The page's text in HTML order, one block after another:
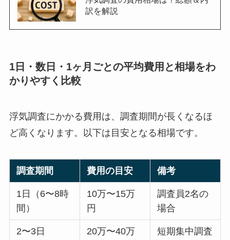
訳を解説
1日・数日・1ヶ月ごとの平均費用と相場をわ
かりやすく比較
浮気調査にかかる費用は、調査期間が長くなるほ
ど高くなります。以下は目安となる相場です。
調査期間 費用の目安 備考
1日（6〜8時
間）
10万〜15万
円
調査員2名の
場合
2〜3日
20万〜40万
短期集中調査